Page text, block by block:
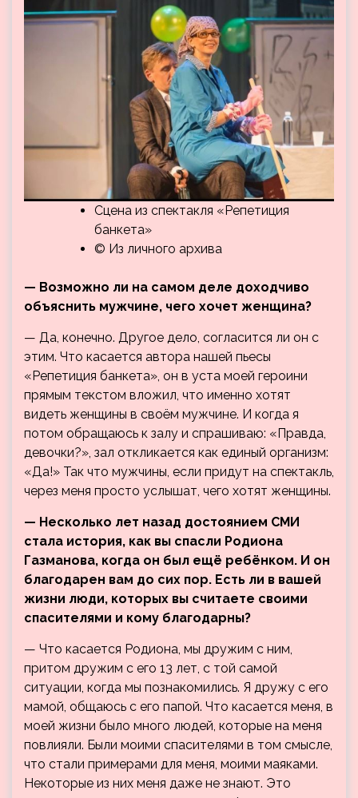
Сцена из спектакля «Репетиция
банкета»
© Из личного архива
— Возможно ли на самом деле доходчиво
объяснить мужчине, чего хочет женщина?
— Да, конечно. Другое дело, согласится ли он с
этим. Что касается автора нашей пьесы
«Репетиция банкета», он в уста моей героини
прямым текстом вложил, что именно хотят
видеть женщины в своём мужчине. И когда я
потом обращаюсь к залу и спрашиваю: «Правда,
девочки?», зал откликается как единый организм:
«Да!» Так что мужчины, если придут на спектакль,
через меня просто услышат, чего хотят женщины.
— Несколько лет назад достоянием СМИ
стала история, как вы спасли Родиона
Газманова, когда он был ещё ребёнком. И он
благодарен вам до сих пор. Есть ли в вашей
жизни люди, которых вы считаете своими
спасителями и кому благодарны?
— Что касается Родиона, мы дружим с ним,
притом дружим с его 13 лет, с той самой
ситуации, когда мы познакомились. Я дружу с его
мамой, общаюсь с его папой. Что касается меня, в
моей жизни было много людей, которые на меня
повлияли. Были моими спасителями в том смысле,
что стали примерами для меня, моими маяками.
Некоторые из них меня даже не знают. Это